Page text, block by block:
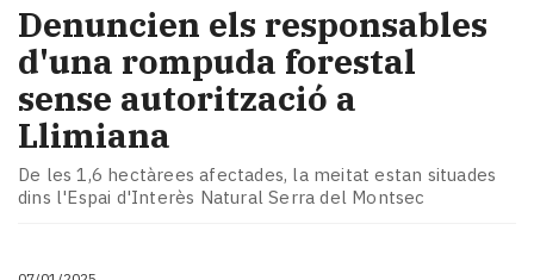
Denuncien els responsables
d'una rompuda forestal
sense autorització a
Llimiana
De les 1,6 hectàrees afectades, la meitat estan situades
dins l'Espai d'Interès Natural Serra del Montsec